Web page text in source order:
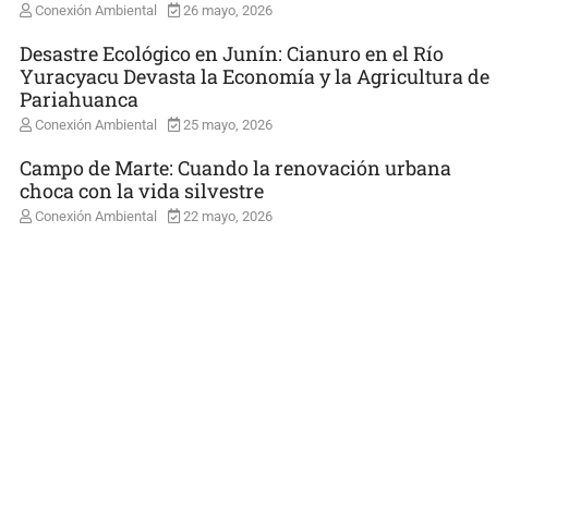
Conexión Ambiental 26 mayo, 2026
Desastre Ecológico en Junín: Cianuro en el Río
Yuracyacu Devasta la Economía y la Agricultura de
Pariahuanca
Conexión Ambiental 25 mayo, 2026
Campo de Marte: Cuando la renovación urbana
choca con la vida silvestre
Conexión Ambiental 22 mayo, 2026